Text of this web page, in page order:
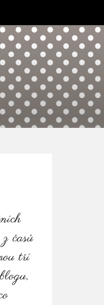
časů
tří